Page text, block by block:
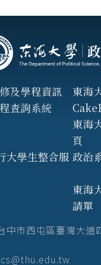
及學程資訊
東海
查詢系統
東海
頁
大學生整合服 政治
東海
請單
中市西屯區臺灣大道